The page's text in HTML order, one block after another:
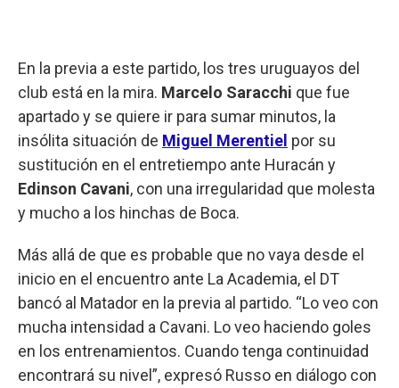
En la previa a este partido, los tres uruguayos del
club está en la mira. Marcelo Saracchi que fue
apartado y se quiere ir para sumar minutos, la
insólita situación de Miguel Merentiel por su
sustitución en el entretiempo ante Huracán y
Edinson Cavani, con una irregularidad que molesta
y mucho a los hinchas de Boca.
Más allá de que es probable que no vaya desde el
inicio en el encuentro ante La Academia, el DT
bancó al Matador en la previa al partido. “Lo veo con
mucha intensidad a Cavani. Lo veo haciendo goles
en los entrenamientos. Cuando tenga continuidad
encontrará su nivel”, expresó Russo en diálogo con